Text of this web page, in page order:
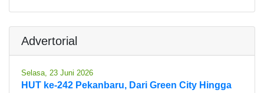
Advertorial
Selasa, 23 Juni 2026
HUT ke-242 Pekanbaru, Dari Green City Hingga